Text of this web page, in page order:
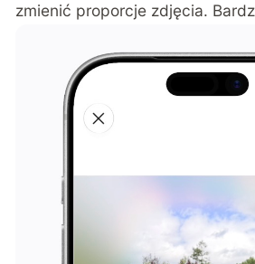
zmienić proporcje zdjęcia.